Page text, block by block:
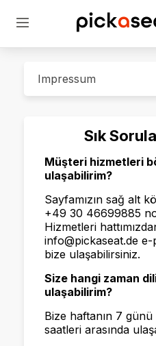
Sık
Müşteri hizmetleri
ulaşabilirim?
Sayfamızın sağ alt
+49 30 46699885
Hizmetleri
info@pickaseat.de
bize ulaşabilirsiniz.
Size hangi zaman
ulaşabilirim?
Bize haftanın 7
saatleri arasında